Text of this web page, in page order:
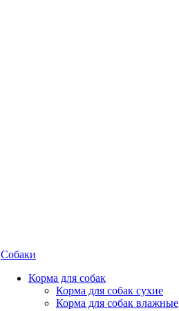
Собаки
Корма для собак
Корма для собак сухие
Корма для собак влажные